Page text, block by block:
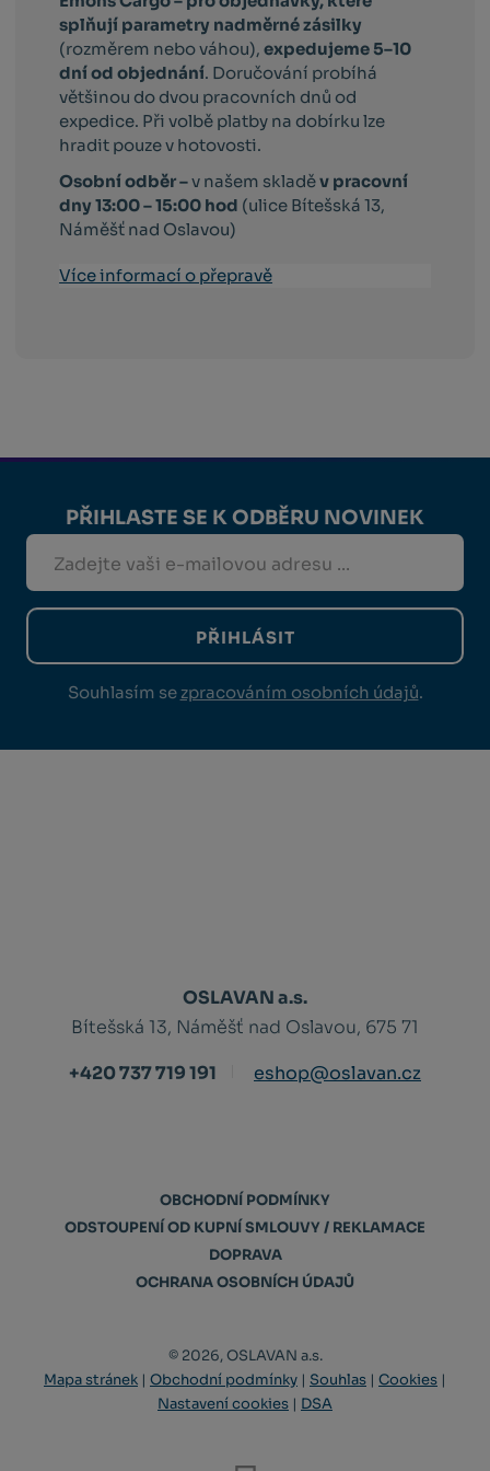
splňují parametry nadměrné zásilky
(rozměrem nebo váhou),expedujeme 5–10
dní od objednání. Doručování probíhá
většinou do dvou pracovních dnů od
expedice. Při volbě platby na dobírku lze
hradit pouze v hotovosti.
Osobní odběr –v našem skladěv pracovní
dny 13:00 – 15:00 hod (ulice Bítešská 13,
Náměšť nad Oslavou)
Více informací o přepravě
PŘIHLASTE SE K ODBĚRU NOVINEK
PŘIHLÁSIT
Souhlasím se zpracováním osobních údajů.
OSLAVAN a.s.
Bítešská 13, Náměšť nad Oslavou, 675 71
+420 737 719 191
eshop@oslavan.cz
OBCHODNÍ PODMÍNKY
ODSTOUPENÍ OD KUPNÍ SMLOUVY / REKLAMACE
DOPRAVA
OCHRANA OSOBNÍCH ÚDAJŮ
© 2026, OSLAVAN a.s.
Mapa stránek | Obchodní podmínky | Souhlas | Cookies |
Nastavení cookies | DSA